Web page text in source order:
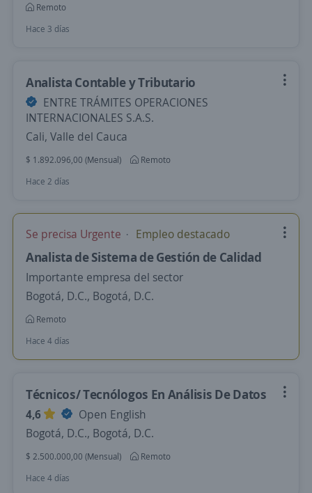
Remoto
Hace 3 días
Analista Contable y Tributario
ENTRE TRÁMITES OPERACIONES
INTERNACIONALES S.A.S.
Cali, Valle del Cauca
$ 1.892.096,00 (Mensual)
Remoto
Hace 2 días
Se precisa Urgente Empleo destacado
Analista de Sistema de Gestión de Calidad
Importante empresa del sector
Bogotá, D.C., Bogotá, D.C.
Remoto
Hace 4 días
Técnicos/ Tecnólogos En Análisis De Datos
4,6
Open English
Bogotá, D.C., Bogotá, D.C.
$ 2.500.000,00 (Mensual)
Remoto
Hace 4 días